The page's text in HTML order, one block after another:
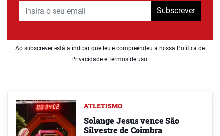
Subscrever
Ao subscrever está a indicar que leu e compreendeu a nossa Política de
Privacidade e Termos de uso.
ATLETISMO
Solange Jesus vence São
Silvestre de Coimbra